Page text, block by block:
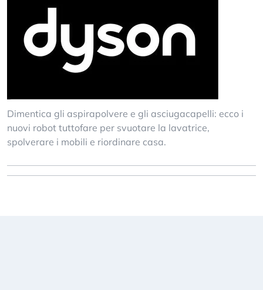
Dimentica gli aspirapolvere e gli asciugacapelli: ecco i
nuovi robot tuttofare per svuotare la lavatrice,
spolverare i mobili e riordinare casa.